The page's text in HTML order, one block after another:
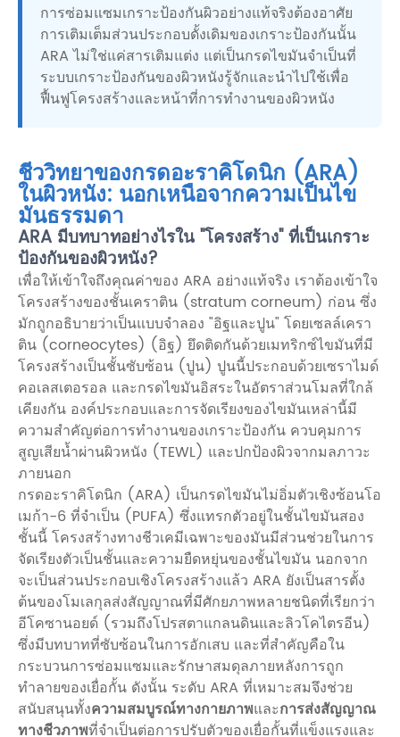
การซ่อมแซมเกราะป้องกันผิวอย่างแท้จริงต้องอาศัย
การเติมเต็มส่วนประกอบดั้งเดิมของเกราะป้องกันนั้น
ARA ไม่ใช่แค่สารเติมแต่ง แต่เป็นกรดไขมันจำเป็นที่
ระบบเกราะป้องกันของผิวหนังรู้จักและนำไปใช้เพื่อ
ฟื้นฟูโครงสร้างและหน้าที่การทำงานของผิวหนัง
ชีววิทยาของกรดอะราคิโดนิก (ARA)
ในผิวหนัง: นอกเหนือจากความเป็นไข
มันธรรมดา
ARA มีบทบาทอย่างไรใน "โครงสร้าง" ที่เป็นเกราะ
ป้องกันของผิวหนัง?
เพื่อให้เข้าใจถึงคุณค่าของ ARA อย่างแท้จริง เราต้องเข้าใจ
โครงสร้างของชั้นเคราติน (stratum corneum) ก่อน ซึ่ง
มักถูกอธิบายว่าเป็นแบบจำลอง "อิฐและปูน" โดยเซลล์เครา
ติน (corneocytes) (อิฐ) ยึดติดกันด้วยเมทริกซ์ไขมันที่มี
โครงสร้างเป็นชั้นซับซ้อน (ปูน) ปูนนี้ประกอบด้วยเซราไมด์
คอเลสเตอรอล และกรดไขมันอิสระในอัตราส่วนโมลที่ใกล้
เคียงกัน องค์ประกอบและการจัดเรียงของไขมันเหล่านี้มี
ความสำคัญต่อการทำงานของเกราะป้องกัน ควบคุมการ
สูญเสียน้ำผ่านผิวหนัง (TEWL) และปกป้องผิวจากมลภาวะ
ภายนอก
กรดอะราคิโดนิก (ARA) เป็นกรดไขมันไม่อิ่มตัวเชิงซ้อนโอ
เมก้า-6 ที่จำเป็น (PUFA) ซึ่งแทรกตัวอยู่ในชั้นไขมันสอง
ชั้นนี้ โครงสร้างทางชีวเคมีเฉพาะของมันมีส่วนช่วยในการ
จัดเรียงตัวเป็นชั้นและความยืดหยุ่นของชั้นไขมัน นอกจาก
จะเป็นส่วนประกอบเชิงโครงสร้างแล้ว ARA ยังเป็นสารตั้ง
ต้นของโมเลกุลส่งสัญญาณที่มีศักยภาพหลายชนิดที่เรียกว่า
อีโคซานอยด์ (รวมถึงโปรสตาแกลนดินและลิวโคไตรอีน)
ซึ่งมีบทบาทที่ซับซ้อนในการอักเสบ และที่สำคัญคือใน
กระบวนการซ่อมแซมและรักษาสมดุลภายหลังการถูก
ทำลายของเยื่อกั้น ดังนั้น ระดับ ARA ที่เหมาะสมจึงช่วย
สนับสนุนทั้งความสมบูรณ์ทางกายภาพและการส่งสัญญาณ
ทางชีวภาพที่จำเป็นต่อการปรับตัวของเยื่อกั้นที่แข็งแรงและ